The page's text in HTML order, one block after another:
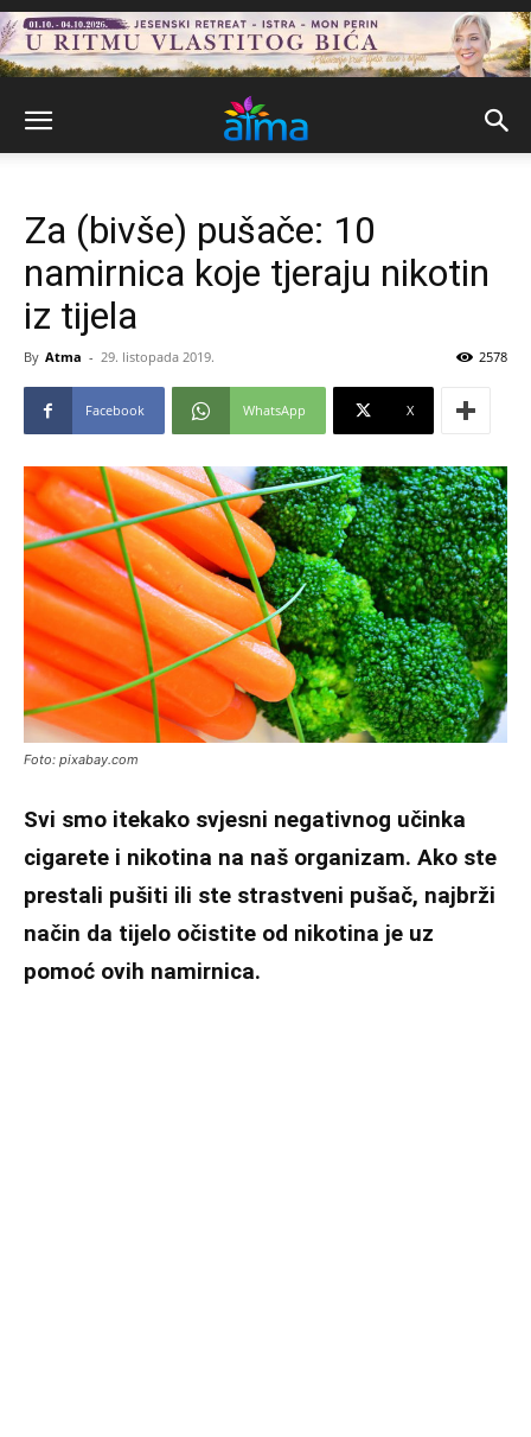
Za (bivše) pušače: 10
namirnica koje tjeraju nikotin
iz tijela
By Atma - 29. listopada 2019. 2578
Facebook WhatsApp X
Foto: pixabay.com
Svi smo itekako svjesni negativnog učinka
cigarete i nikotina na naš organizam. Ako ste
prestali pušiti ili ste strastveni pušač, najbrži
način da tijelo očistite od nikotina je uz
pomoć ovih namirnica.